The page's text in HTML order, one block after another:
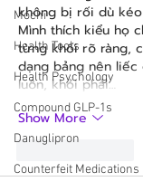
Mochi
Health Tools
Health Psychology
Compound GLP-1s
Danuglipron
Counterfeit Medications
không bị rối dù
Mình thích kiểu họ
từng khối rõ ràng,
dạng bảng nên liếc
luôn, khỏi phải…
Show More
Like